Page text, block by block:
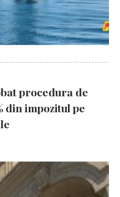
procedura de
din impozitul pe